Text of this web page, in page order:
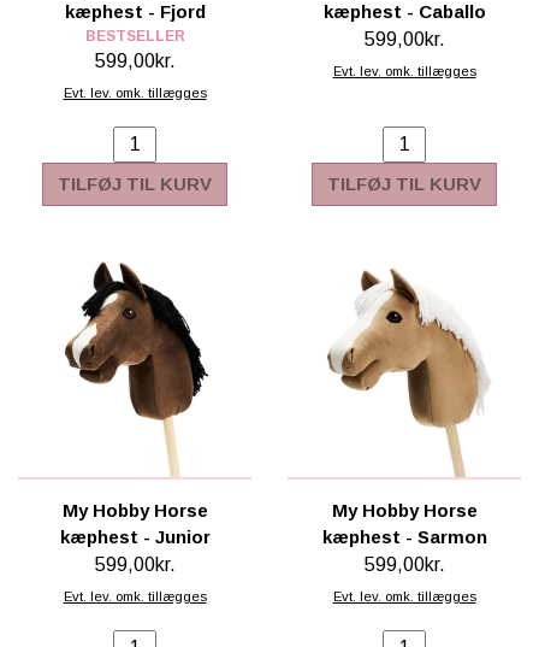
kæphest - Fjord
BESTSELLER
599,00kr.
Evt. lev. omk. tillægges
TILFØJ TIL KURV
kæphest - Caballo
599,00kr.
Evt. lev. omk. tillægges
TILFØJ TIL KURV
My Hobby Horse
kæphest - Junior
599,00kr.
Evt. lev. omk. tillægges
My Hobby Horse
kæphest - Sarmon
599,00kr.
Evt. lev. omk. tillægges